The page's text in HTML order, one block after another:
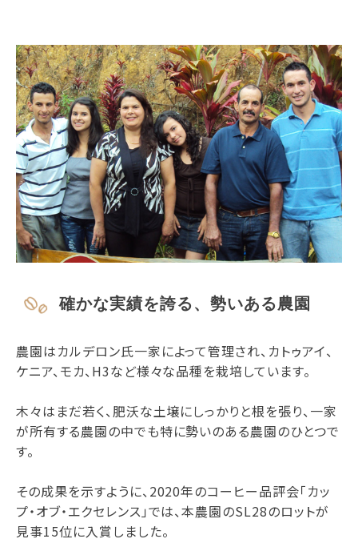
確かな実績を誇る、勢いある農園
農園はカルデロン氏一家によって管理され、カトゥアイ、
ケニア、モカ、H3など様々な品種を栽培しています。
木々はまだ若く、肥沃な土壌にしっかりと根を張り、一家
が所有する農園の中でも特に勢いのある農園のひとつで
す。
その成果を示すように、2020年のコーヒー品評会「カッ
プ・オブ・エクセレンス」では、本農園のSL28のロットが
見事15位に入賞しました。